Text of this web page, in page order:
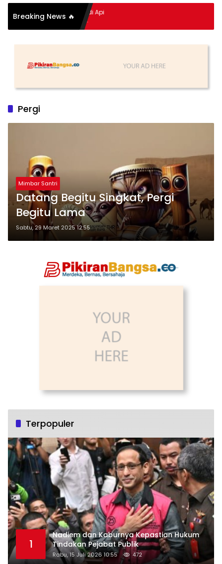
Breaking News 🔥
Hidup Meledak Jadi Api
Tragedi Menteng-
Maling Ayam di Bali
Pergi
Mimbar Santri
Datang Begitu Singkat, Pergi
Begitu Lama
Sabtu, 29 Maret 2025 12:55
Terpopuler
1
Nadiem dan Kaburnya Kepastian Hukum
Tindakan Pejabat Publik
Rabu, 15 Juli 2026 10:55 472